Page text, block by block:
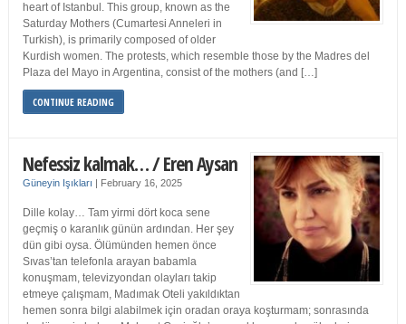
heart of Istanbul. This group, known as the
Saturday Mothers (Cumartesi Anneleri in
Turkish), is primarily composed of older
Kurdish women. The protests, which resemble those by the Madres del
Plaza del Mayo in Argentina, consist of the mothers (and […]
CONTINUE READING
Nefessiz kalmak… / Eren Aysan
Güneyin Işıkları | February 16, 2025
Dille kolay… Tam yirmi dört koca sene
geçmiş o karanlık günün ardından. Her şey
dün gibi oysa. Ölümünden hemen önce
Sıvas’tan telefonla arayan babamla
konuşmam, televizyondan olayları takip
etmeye çalışmam, Madımak Oteli yakıldıktan
hemen sonra bilgi alabilmek için oradan oraya koşturmam; sonrasında